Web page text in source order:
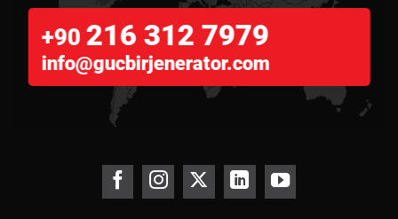
+90 216 312 7979
info@gucbirjenerator.com